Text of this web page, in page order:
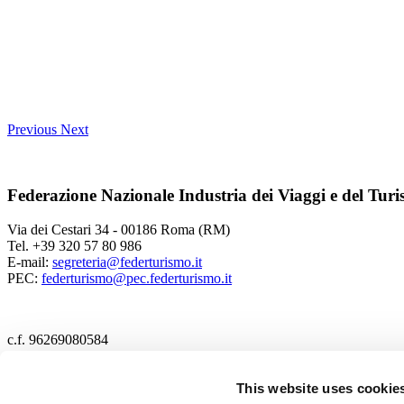
This website uses
Previous Next
Federazione Nazionale Industria dei Viaggi e del
Via dei Cestari 34 - 00186 Roma (RM)
Tel. +39 320 57 80 986
E-mail: segreteria@federturismo.it
PEC: federturismo@pec.federturismo.it
c.f. 96269080584